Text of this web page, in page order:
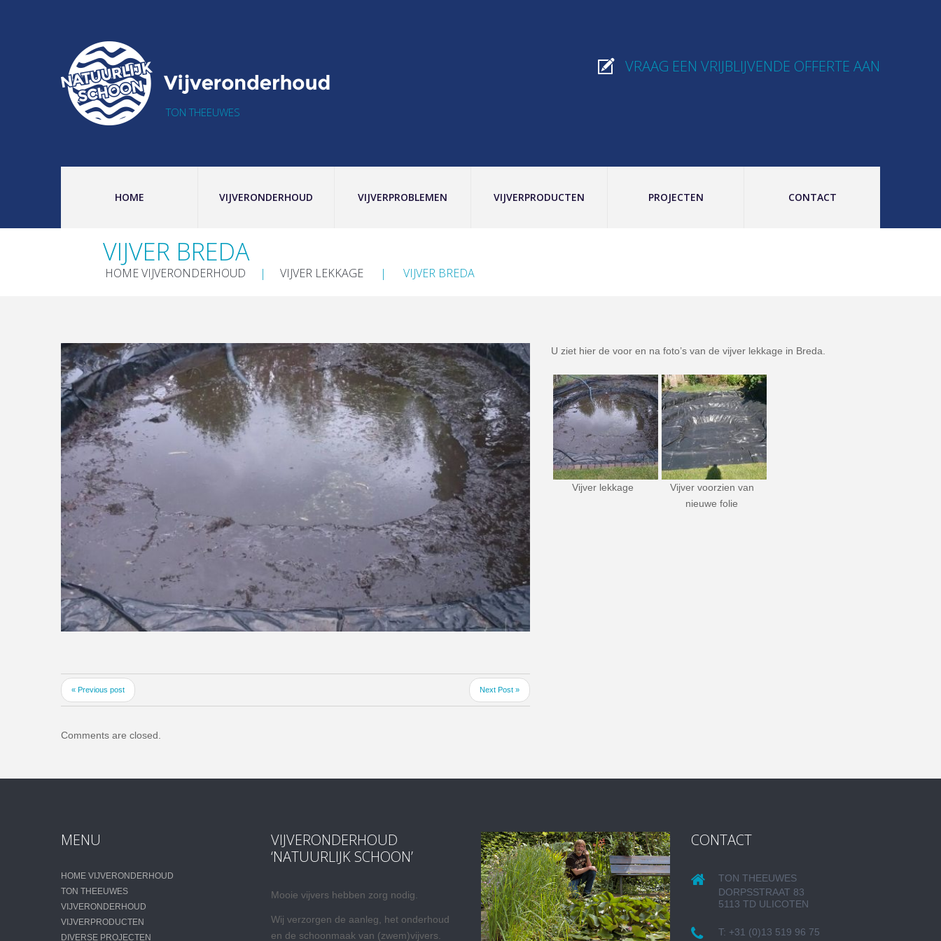
TON THEEUWES
VRAAG EEN VRIJBLIJVENDE OFFERTE AAN
HOME VIJVERONDERHOUD VIJVERPROBLEMEN VIJVERPRODUCTEN PROJECTEN CONTACT
VIJVER BREDA
HOME VIJVERONDERHOUD VIJVER LEKKAGE VIJVER BREDA
« Previous post Next Post »
U ziet hier de voor en na foto’s van de vijver lekkage in Breda.
Vijver lekkage
Vijver voorzien van
nieuwe folie
Comments are closed.
MENU
HOME VIJVERONDERHOUD
TON THEEUWES
VIJVERONDERHOUD
VIJVERPRODUCTEN
DIVERSE PROJECTEN
VIJVERONDERHOUD
‘NATUURLIJK SCHOON’
Mooie vijvers hebben zorg nodig.
Wij verzorgen de aanleg, het onderhoud
en de schoonmaak van (zwem)vijvers.
CONTACT
TON THEEUWES
DORPSSTRAAT 83
5113 TD ULICOTEN
T: +31 (0)13 519 96 75